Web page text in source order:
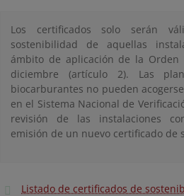
Los certificados solo serán
sostenibilidad de aquellas
ámbito de aplicación de la Orden
diciembre (artículo 2). Las
biocarburantes no pueden
en el Sistema Nacional de
revisión de las instalaciones
emisión de un nuevo certificado de
Listado de certificados de